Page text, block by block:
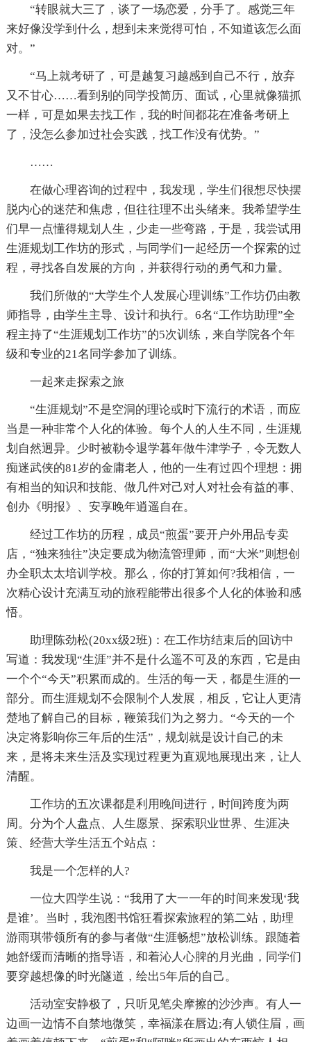
“转眼就大三了，谈了一场恋爱，分手了。感觉三年
来好像没学到什么，想到未来觉得可怕，不知道该怎么面
对。”
“马上就考研了，可是越复习越感到自己不行，放弃
又不甘心……看到别的同学投简历、面试，心里就像猫抓
一样，可是如果去找工作，我的时间都花在准备考研上
了，没怎么参加过社会实践，找工作没有优势。”
……
在做心理咨询的过程中，我发现，学生们很想尽快摆
脱内心的迷茫和焦虑，但往往理不出头绪来。我希望学生
们早一点懂得规划人生，少走一些弯路，于是，我尝试用
生涯规划工作坊的形式，与同学们一起经历一个探索的过
程，寻找各自发展的方向，并获得行动的勇气和力量。
我们所做的“大学生个人发展心理训练”工作坊仍由教
师指导，由学生主导、设计和执行。6名“工作坊助理”全
程主持了“生涯规划工作坊”的5次训练，来自学院各个年
级和专业的21名同学参加了训练。
一起来走探索之旅
“生涯规划”不是空洞的理论或时下流行的术语，而应
当是一种非常个人化的体验。每个人的人生不同，生涯规
划自然迥异。少时被勒令退学暮年做牛津学子，令无数人
痴迷武侠的81岁的金庸老人，他的一生有过四个理想：拥
有相当的知识和技能、做几件对己对人对社会有益的事、
创办《明报》、安享晚年逍遥自在。
经过工作坊的历程，成员“煎蛋”要开户外用品专卖
店，“独来独往”决定要成为物流管理师，而“大米”则想创
办全职太太培训学校。那么，你的打算如何?我相信，一
次精心设计充满互动的旅程能带出很多个人化的体验和感
悟。
助理陈劲松(20xx级2班)：在工作坊结束后的回访中
写道：我发现“生涯”并不是什么遥不可及的东西，它是由
一个个“今天”积累而成的。生活的每一天，都是生涯的一
部分。而生涯规划不会限制个人发展，相反，它让人更清
楚地了解自己的目标，鞭策我们为之努力。“今天的一个
决定将影响你三年后的生活”，规划就是设计自己的未
来，是将未来生活及实现过程更为直观地展现出来，让人
清醒。
工作坊的五次课都是利用晚间进行，时间跨度为两
周。分为个人盘点、人生愿景、探索职业世界、生涯决
策、经营大学生活五个站点：
我是一个怎样的人?
一位大四学生说：“我用了大一一年的时间来发现‘我
是谁’。当时，我泡图书馆狂看探索旅程的第二站，助理
游雨琪带领所有的参与者做“生涯畅想”放松训练。跟随着
她舒缓而清晰的指导语，和着沁人心脾的月光曲，同学们
要穿越想像的时光隧道，绘出5年后的自己。
活动室安静极了，只听见笔尖摩擦的沙沙声。有人一
边画一边情不自禁地微笑，幸福漾在唇边;有人锁住眉，画